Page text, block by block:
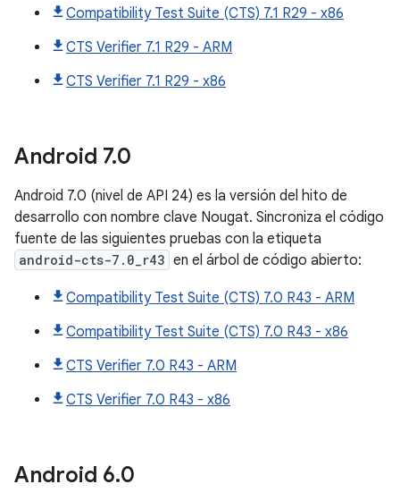
Compatibility Test Suite (CTS) 7.1 R29 - x86
CTS Verifier 7.1 R29 - ARM
CTS Verifier 7.1 R29 - x86
Android 7.0
Android 7.0 (nivel de API 24) es la versión del hito de
desarrollo con nombre clave Nougat. Sincroniza el código
fuente de las siguientes pruebas con la etiqueta
android-cts-7.0_r43 en el árbol de código abierto:
Compatibility Test Suite (CTS) 7.0 R43 - ARM
Compatibility Test Suite (CTS) 7.0 R43 - x86
CTS Verifier 7.0 R43 - ARM
CTS Verifier 7.0 R43 - x86
Android 6.0